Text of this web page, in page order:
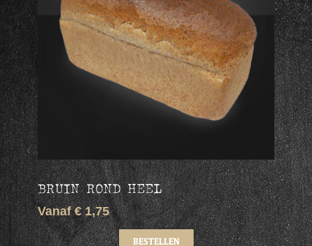
BRUIN ROND HEEL
Vanaf € 1,75